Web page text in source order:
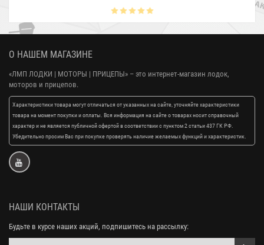
О НАШЕМ МАГАЗИНЕ
«ЛМП ЛОДКИ | МОТОРЫ | ПРИЦЕПЫ» – это интернет-магазин лодок,
моторов и прицепов.
Характеристики товара могут отличаться от указанных на сайте, уточняйте характеристики
товара на момент покупки и оплаты. Вся информация на сайте о товарах носит справочный
характер и не является публичной офертой в соответствии с пунктом 2 статьи 437 ГК РФ.
Убедительно просим Вас при покупке проверять наличие желаемых функций и характеристик.
НАШИ КОНТАКТЫ
Будьте в курсе наших акций, подпишитесь на рассылку: